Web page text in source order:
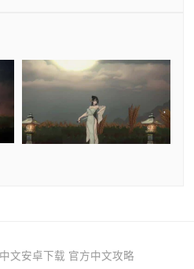
文安卓下载 官方中文攻略